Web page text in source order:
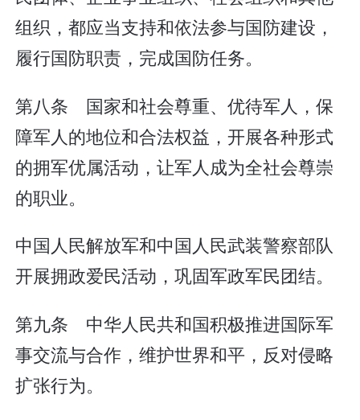
组织，都应当支持和依法参与国防建设，
履行国防职责，完成国防任务。
第八条 国家和社会尊重、优待军人，保
障军人的地位和合法权益，开展各种形式
的拥军优属活动，让军人成为全社会尊崇
的职业。
中国人民解放军和中国人民武装警察部队
开展拥政爱民活动，巩固军政军民团结。
第九条 中华人民共和国积极推进国际军
事交流与合作，维护世界和平，反对侵略
扩张行为。